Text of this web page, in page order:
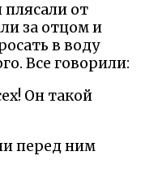
от
за отцом и
в воду
Все говорили:
Он такой
перед ним